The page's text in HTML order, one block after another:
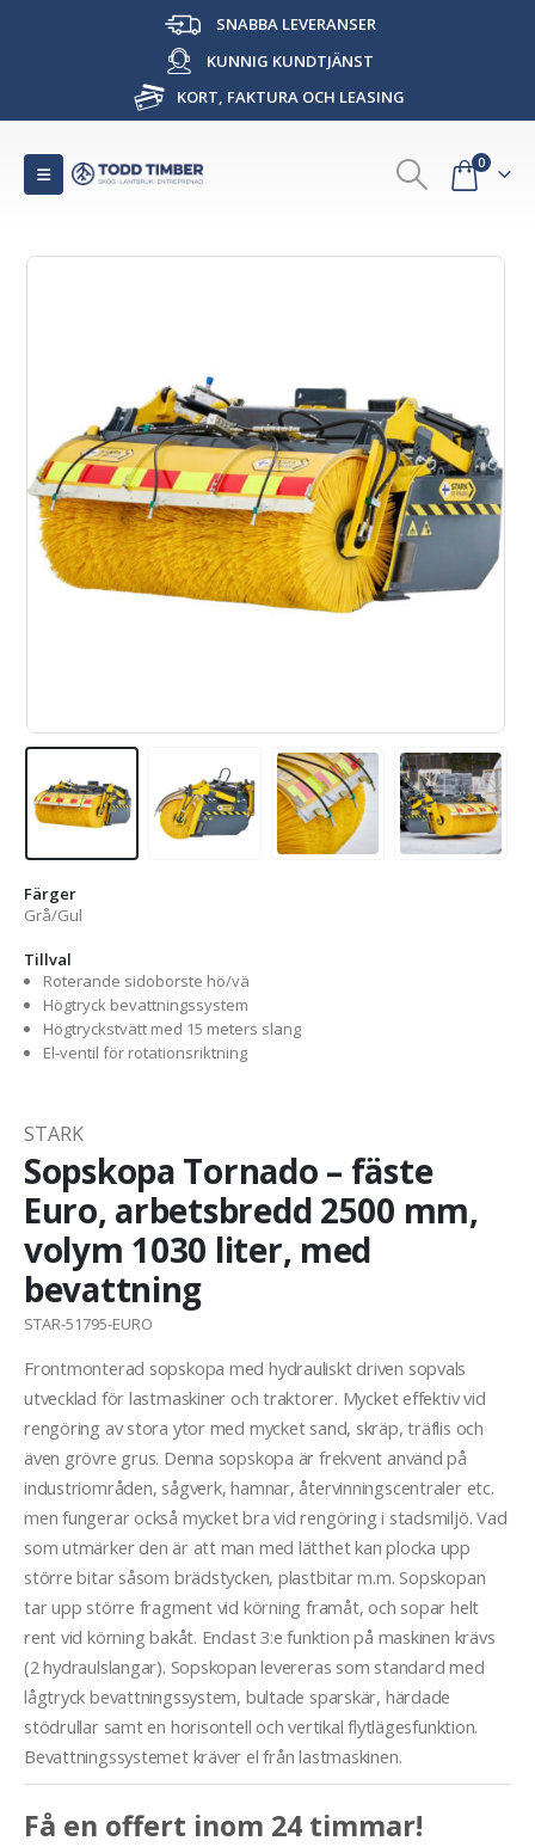
SNABBA LEVERANSER
KUNNIG KUNDTJÄNST
KORT, FAKTURA OCH LEASING
0
Färger
Grå/Gul
Tillval
Roterande sidoborste hö/vä
Högtryck bevattningssystem
Högtryckstvätt med 15 meters slang
El-ventil för rotationsriktning
STARK
Sopskopa Tornado – fäste
Euro, arbetsbredd 2500 mm,
volym 1030 liter, med
bevattning
STAR-51795-EURO
Frontmonterad sopskopa med hydrauliskt driven sopvals
utvecklad för lastmaskiner och traktorer. Mycket effektiv vid
rengöring av stora ytor med mycket sand, skräp, träflis och
även grövre grus. Denna sopskopa är frekvent använd på
industriområden, sågverk, hamnar, återvinningscentraler etc.
men fungerar också mycket bra vid rengöring i stadsmiljö. Vad
som utmärker den är att man med lätthet kan plocka upp
större bitar såsom brädstycken, plastbitar m.m. Sopskopan
tar upp större fragment vid körning framåt, och sopar helt
rent vid körning bakåt. Endast 3:e funktion på maskinen krävs
(2 hydraulslangar). Sopskopan levereras som standard med
lågtryck bevattningssystem, bultade sparskär, härdade
stödrullar samt en horisontell och vertikal flytlägesfunktion.
Bevattningssystemet kräver el från lastmaskinen.
Få en offert inom 24 timmar!